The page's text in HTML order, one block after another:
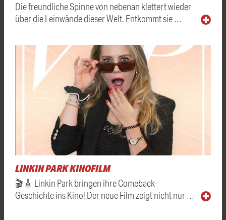
Die freundliche Spinne von nebenan klettert wieder
über die Leinwände dieser Welt. Entkommt sie …
LINKIN PARK KINOFILM
🎬🎸 Linkin Park bringen ihre Comeback-
Geschichte ins Kino! Der neue Film zeigt nicht nur …